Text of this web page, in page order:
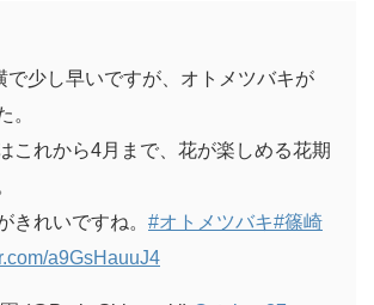
で少し早いですが、オトメツバキが
。
これから4月まで、花が楽しめる花期
きれいですね。 #オトメツバキ#篠崎
a9GsHauuJ4